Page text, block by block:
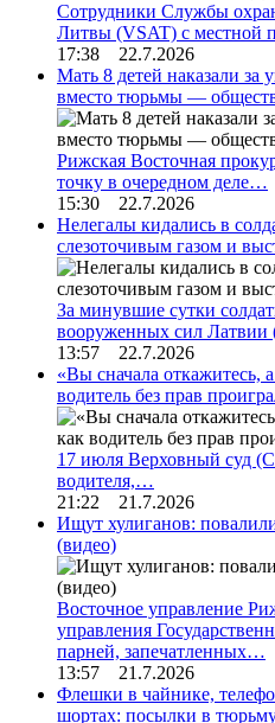
Сотрудники Службы
Литвы (VSAT) с местной
17:38 22.7.2026
Мать 8 детей наказали за
вместо тюрьмы —
Рижская Восточная
точку в очередном деле…
15:30 22.7.2026
Нелегалы кидались в
слезоточивым газом и
За минувшие сутки
вооруженных сил
13:57 22.7.2026
«Вы сначала откажитесь,
водитель без прав
17 июля Верховный суд
водителя,…
21:22 21.7.2026
Ищут хулиганов:
(видео)
Восточное управление
управления
парней, запечатленных…
13:57 21.7.2026
Флешки в чайнике,
шортах: посылки в